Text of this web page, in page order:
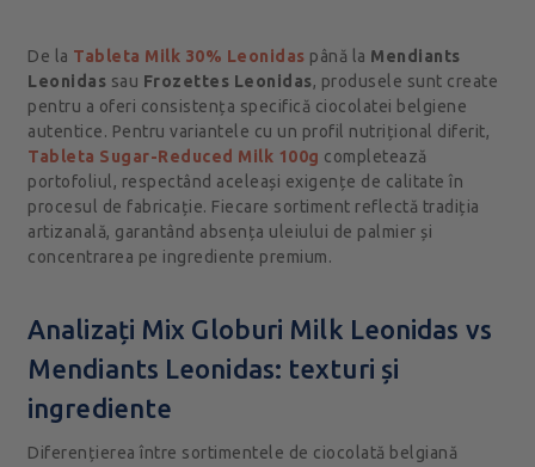
De la Tableta Milk 30% Leonidas până la Mendiants
Leonidas sau Frozettes Leonidas, produsele sunt create
pentru a oferi consistența specifică ciocolatei belgiene
autentice. Pentru variantele cu un profil nutrițional diferit,
Tableta Sugar-Reduced Milk 100g completează
portofoliul, respectând aceleași exigențe de calitate în
procesul de fabricație. Fiecare sortiment reflectă tradiția
artizanală, garantând absența uleiului de palmier și
concentrarea pe ingrediente premium.
Analizați Mix Globuri Milk Leonidas vs
Mendiants Leonidas: texturi și
ingrediente
Diferențierea între sortimentele de ciocolată belgiană